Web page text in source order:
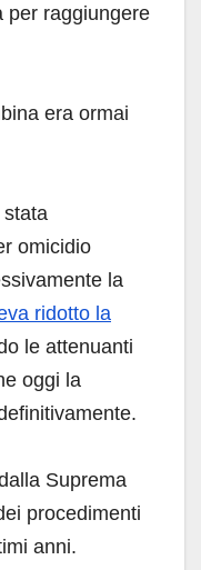
per raggiungere
era ormai
omicidio
la
ridotto la
le attenuanti
oggi la
Suprema
procedimenti
anni.